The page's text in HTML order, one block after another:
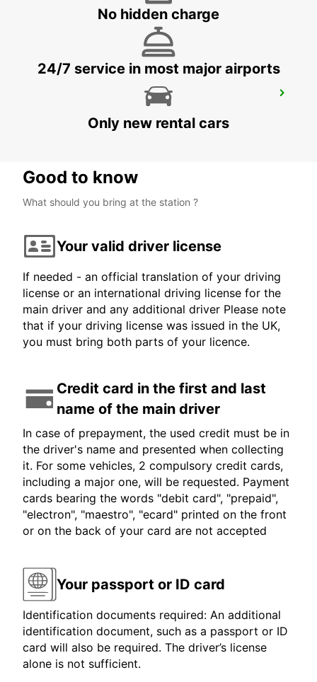
CESSON SEVIGNE - FRANCE
No hidden charge
24/7 service in most major airports
Only new rental cars
Good to know
What should you bring at the station ?
Your valid driver license
If needed - an official translation of your driving
license or an international driving license for the
main driver and any additional driver Please note
that if your driving license was issued in the UK,
you must bring both parts of your licence.
Credit card in the first and last
name of the main driver
In case of prepayment, the used credit must be in
the driver's name and presented when collecting
it. For some vehicles, 2 compulsory credit cards,
including a major one, will be requested. Payment
cards bearing the words "debit card", "prepaid",
"electron", "maestro", "ecard" printed on the front
or on the back of your card are not accepted
Your passport or ID card
Identification documents required: An additional
identification document, such as a passport or ID
card will also be required. The driver’s license
alone is not sufficient.